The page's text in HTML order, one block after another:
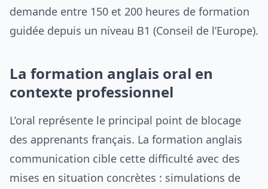
demande entre 150 et 200 heures de formation
guidée depuis un niveau B1 (Conseil de l’Europe).
La formation anglais oral en
contexte professionnel
L’oral représente le principal point de blocage
des apprenants français. La formation anglais
communication cible cette difficulté avec des
mises en situation concrètes : simulations de